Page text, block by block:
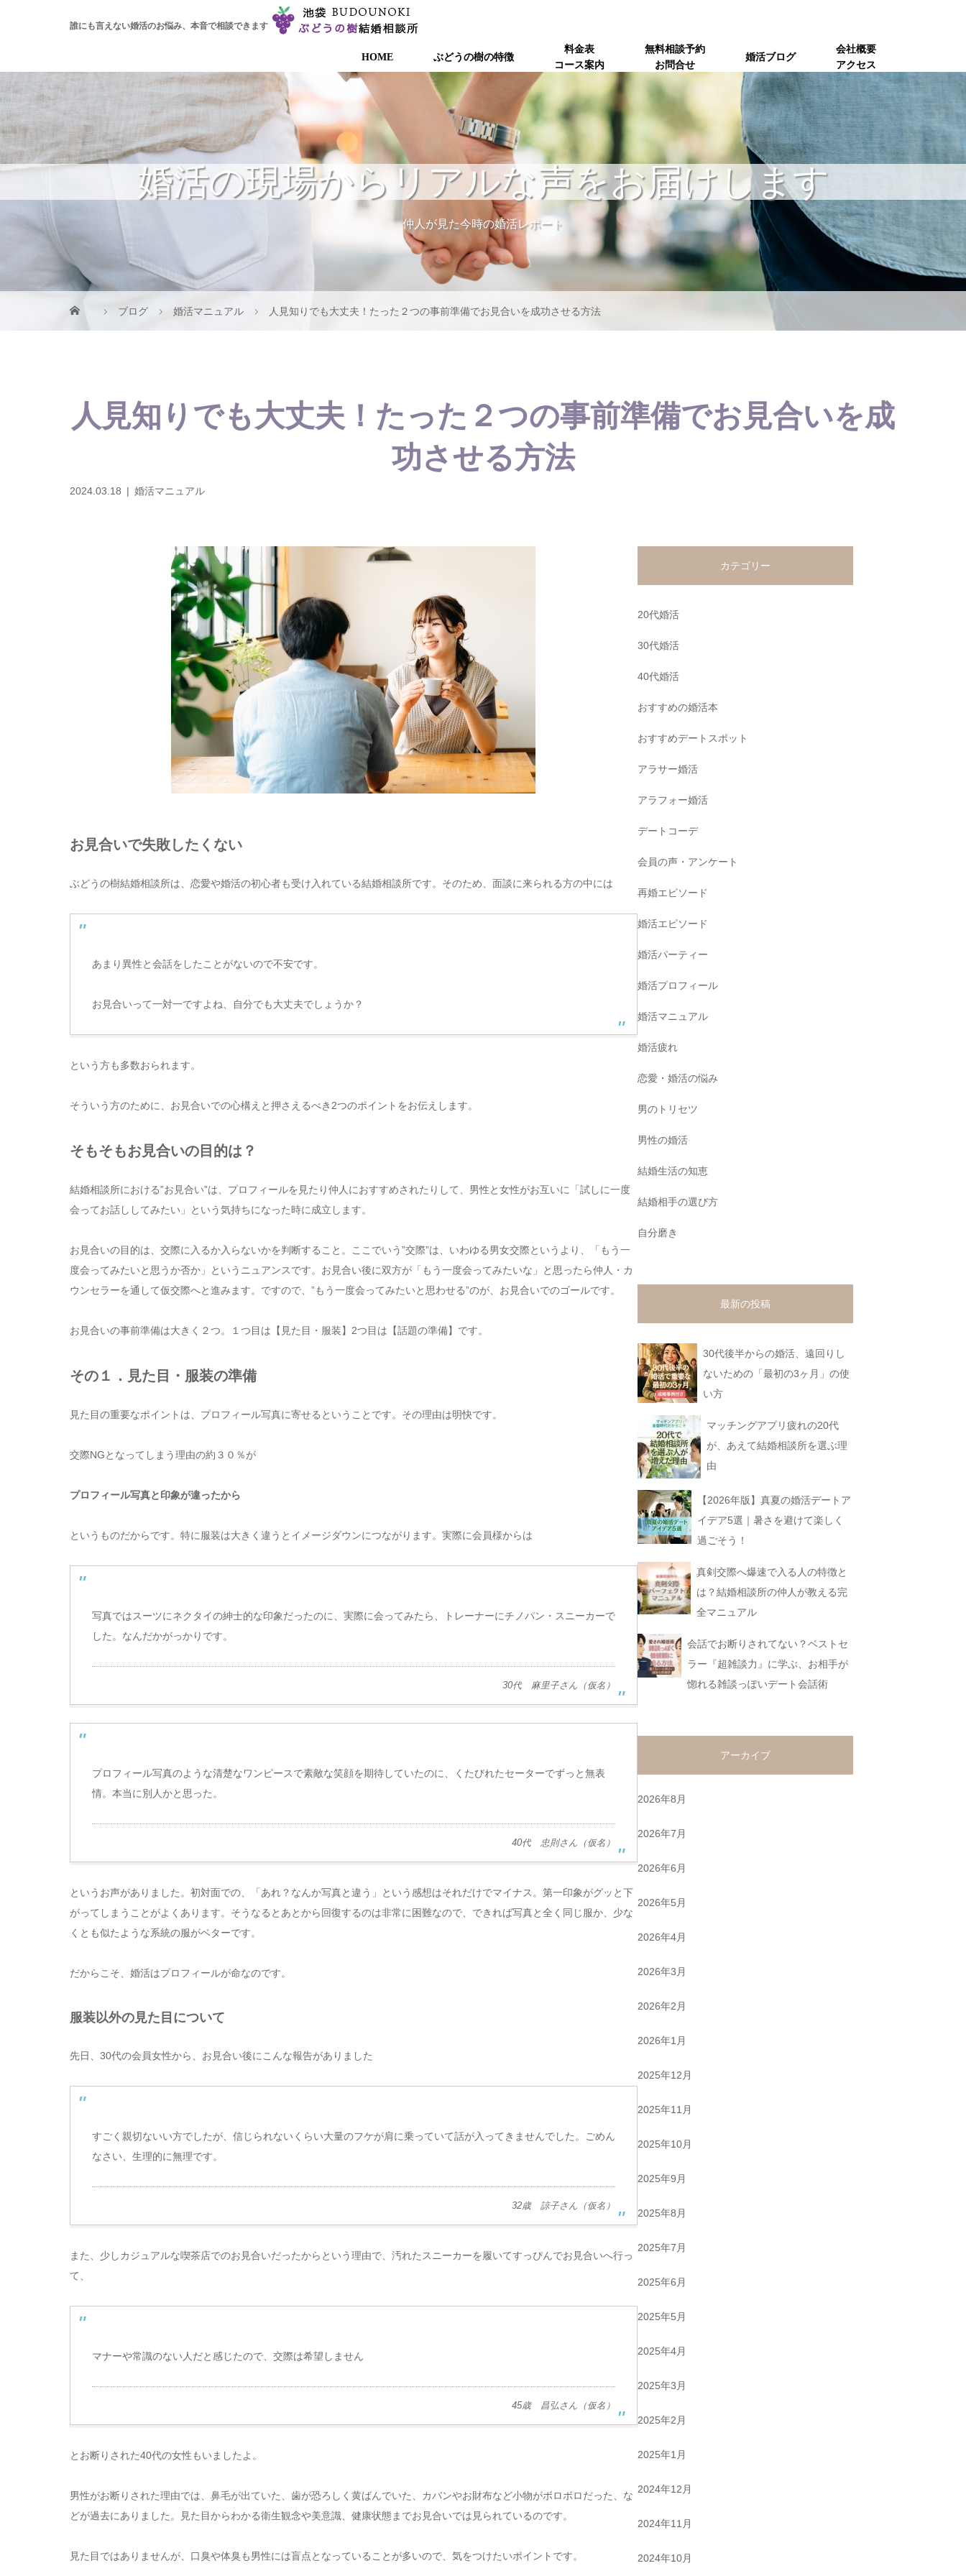
誰にも言えない婚活のお悩み、本音で相談できます
HOME ぶどうの樹の特徴
料金表
コース案内
無料相談予約
お問合せ
婚活ブログ
会社概要
アクセス
婚活の現場からリアルな声をお届けします
仲人が見た今時の婚活レポート
ブログ 婚活マニュアル 人見知りでも大丈夫！たった２つの事前準備でお見合いを成功させる方法
人見知りでも大丈夫！たった２つの事前準備でお見合いを成
功させる方法
2024.03.18 婚活マニュアル
お見合いで失敗したくない
ぶどうの樹結婚相談所は、恋愛や婚活の初心者も受け入れている結婚相談所です。そのため、面談に来られる方の中には
あまり異性と会話をしたことがないので不安です。
お見合いって一対一ですよね、自分でも大丈夫でしょうか？
という方も多数おられます。
そういう方のために、お見合いでの心構えと押さえるべき2つのポイントをお伝えします。
そもそもお見合いの目的は？
結婚相談所における”お見合い”は、プロフィールを見たり仲人におすすめされたりして、男性と女性がお互いに「試しに一度
会ってお話ししてみたい」という気持ちになった時に成立します。
お見合いの目的は、交際に入るか入らないかを判断すること。ここでいう”交際”は、いわゆる男女交際というより、「もう一
度会ってみたいと思うか否か」というニュアンスです。お見合い後に双方が「もう一度会ってみたいな」と思ったら仲人・カ
ウンセラーを通して仮交際へと進みます。ですので、”もう一度会ってみたいと思わせる”のが、お見合いでのゴールです。
お見合いの事前準備は大きく２つ。１つ目は【見た目・服装】2つ目は【話題の準備】です。
その１．見た目・服装の準備
見た目の重要なポイントは、プロフィール写真に寄せるということです。その理由は明快です。
交際NGとなってしまう理由の約３０％が
プロフィール写真と印象が違ったから
というものだからです。特に服装は大きく違うとイメージダウンにつながります。実際に会員様からは
写真ではスーツにネクタイの紳士的な印象だったのに、実際に会ってみたら、トレーナーにチノパン・スニーカーで
した。なんだかがっかりです。
30代 麻里子さん（仮名）
プロフィール写真のような清楚なワンピースで素敵な笑顔を期待していたのに、くたびれたセーターでずっと無表
情。本当に別人かと思った。
40代 忠則さん（仮名）
というお声がありました。初対面での、「あれ？なんか写真と違う」という感想はそれだけでマイナス。第一印象がグッと下
がってしまうことがよくあります。そうなるとあとから回復するのは非常に困難なので、できれば写真と全く同じ服か、少な
くとも似たような系統の服がベターです。
だからこそ、婚活はプロフィールが命なのです。
服装以外の見た目について
先日、30代の会員女性から、お見合い後にこんな報告がありました
すごく親切ないい方でしたが、信じられないくらい大量のフケが肩に乗っていて話が入ってきませんでした。ごめん
なさい、生理的に無理です。
32歳 諒子さん（仮名）
また、少しカジュアルな喫茶店でのお見合いだったからという理由で、汚れたスニーカーを履いてすっぴんでお見合いへ行っ
て、
マナーや常識のない人だと感じたので、交際は希望しません
45歳 昌弘さん（仮名）
とお断りされた40代の女性もいましたよ。
男性がお断りされた理由では、鼻毛が出ていた、歯が恐ろしく黄ばんでいた、カバンやお財布など小物がボロボロだった、な
どが過去にありました。見た目からわかる衛生観念や美意識、健康状態までお見合いでは見られているのです。
見た目ではありませんが、口臭や体臭も男性には盲点となっていることが多いので、気をつけたいポイントです。
カテゴリー
20代婚活
30代婚活
40代婚活
おすすめの婚活本
おすすめデートスポット
アラサー婚活
アラフォー婚活
デートコーデ
会員の声・アンケート
再婚エピソード
婚活エピソード
婚活パーティー
婚活プロフィール
婚活マニュアル
婚活疲れ
恋愛・婚活の悩み
男のトリセツ
男性の婚活
結婚生活の知恵
結婚相手の選び方
自分磨き
最新の投稿
30代後半からの婚活、遠回りし
ないための「最初の3ヶ月」の使
い方
マッチングアプリ疲れの20代
が、あえて結婚相談所を選ぶ理
由
【2026年版】真夏の婚活デートア
イデア5選｜暑さを避けて楽しく
過ごそう！
真剣交際へ爆速で入る人の特徴と
は？結婚相談所の仲人が教える完
全マニュアル
会話でお断りされてない？ベストセ
ラー『超雑談力』に学ぶ、お相手が
惚れる雑談っぽいデート会話術
アーカイブ
2026年8月
2026年7月
2026年6月
2026年5月
2026年4月
2026年3月
2026年2月
2026年1月
2025年12月
2025年11月
2025年10月
2025年9月
2025年8月
2025年7月
2025年6月
2025年5月
2025年4月
2025年3月
2025年2月
2025年1月
2024年12月
2024年11月
2024年10月